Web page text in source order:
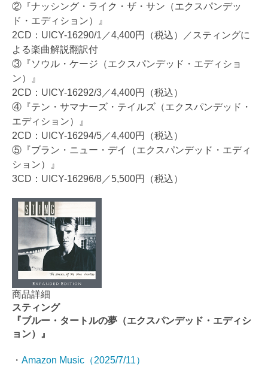
②『ナッシング・ライク・ザ・サン（エクスパンデッ
ド・エディション）』
2CD：UICY-16290/1／4,400円（税込）／スティングに
よる楽曲解説翻訳付
③『ソウル・ケージ（エクスパンデッド・エディショ
ン）』
2CD：UICY-16292/3／4,400円（税込）
④『テン・サマナーズ・テイルズ（エクスパンデッド・
エディション）』
2CD：UICY-16294/5／4,400円（税込）
⑤『ブラン・ニュー・デイ（エクスパンデッド・エディ
ション）』
3CD：UICY-16296/8／5,500円（税込）
商品詳細
スティング
『ブルー・タートルの夢（エクスパンデッド・エディシ
ョン）』
・ Amazon Music（2025/7/11）